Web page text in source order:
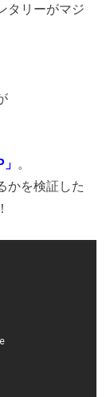
タリーがマジ
。
かを検証した